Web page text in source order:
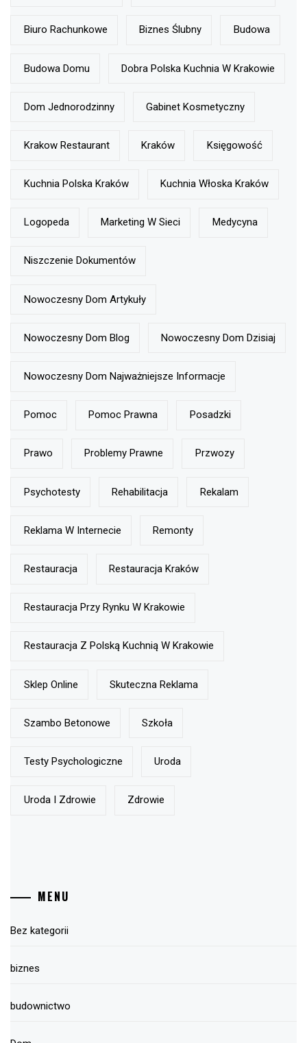
Biuro Rachunkowe Biznes Ślubny Budowa
Budowa Domu Dobra Polska Kuchnia W Krakowie
Dom Jednorodzinny Gabinet Kosmetyczny
Krakow Restaurant Kraków Księgowość
Kuchnia Polska Kraków Kuchnia Włoska Kraków
Logopeda Marketing W Sieci Medycyna
Niszczenie Dokumentów
Nowoczesny Dom Artykuły
Nowoczesny Dom Blog Nowoczesny Dom Dzisiaj
Nowoczesny Dom Najważniejsze Informacje
Pomoc Pomoc Prawna Posadzki
Prawo Problemy Prawne Przwozy
Psychotesty Rehabilitacja Rekalam
Reklama W Internecie Remonty
Restauracja Restauracja Kraków
Restauracja Przy Rynku W Krakowie
Restauracja Z Polską Kuchnią W Krakowie
Sklep Online Skuteczna Reklama
Szambo Betonowe Szkoła
Testy Psychologiczne Uroda
Uroda I Zdrowie Zdrowie
MENU
Bez kategorii
biznes
budownictwo